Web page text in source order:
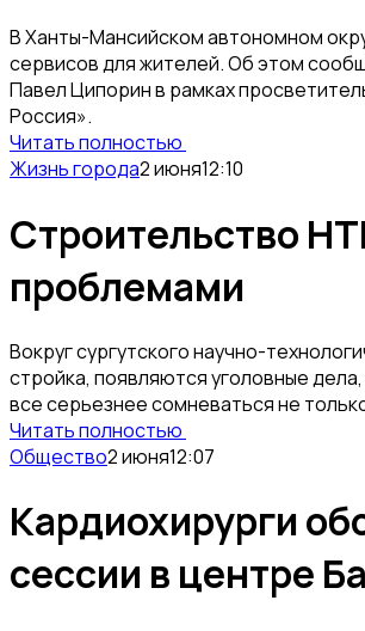
В Ханты-Мансийском автономном
сервисов для жителей. Об этом
Павел Ципорин в рамках
Россия».
Читать полностью
Жизнь города2 июня12:10
Строительство
проблемами
Вокруг сургутского научно-
стройка, появляются уголовные
все серьезнее сомневаться не
Читать полностью
Общество2 июня12:07
Кардиохирурги
сессии в центре